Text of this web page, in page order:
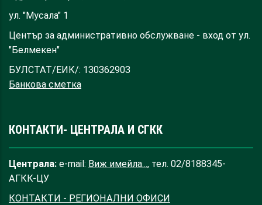
ул. "Мусала" 1
Център за административно обслужване - вход от ул.
"Белмекен"
БУЛСТАТ/ЕИК/: 130362903
Банкова сметка
КОНТАКТИ- ЦЕНТРАЛА И СГКК
Централа: e-mail: Виж имейла..., тел. 02/8188345-
АГКК-ЦУ
КОНТАКТИ - РЕГИОНАЛНИ ОФИСИ